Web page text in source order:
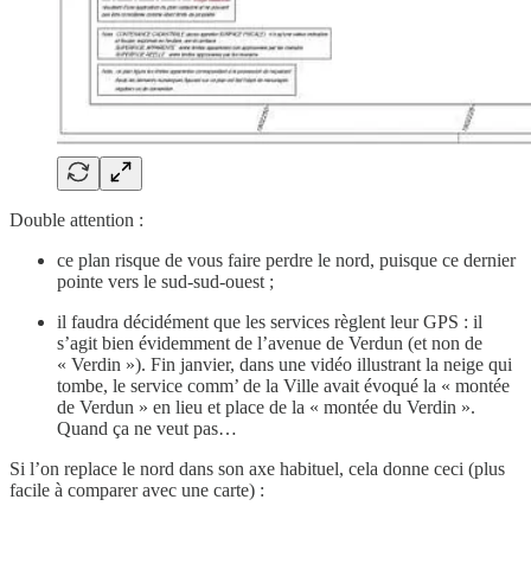
Double attention :
ce plan risque de vous faire perdre le nord, puisque ce dernier
pointe vers le sud-sud-ouest ;
il faudra décidément que les services règlent leur GPS : il
s’agit bien évidemment de l’avenue de Verdun (et non de
« Verdin »). Fin janvier, dans une vidéo illustrant la neige qui
tombe, le service comm’ de la Ville avait évoqué la « montée
de Verdun » en lieu et place de la « montée du Verdin ».
Quand ça ne veut pas…
Si l’on replace le nord dans son axe habituel, cela donne ceci (plus
facile à comparer avec une carte) :